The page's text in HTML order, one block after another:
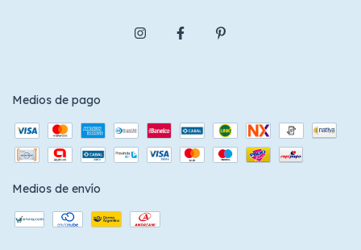
Medios de pago
Medios de envío